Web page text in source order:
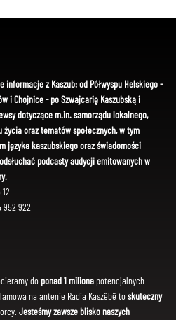
z Kaszub: od Półwyspu Helskiego -
i Chojnice - po Szwajcarię Kaszubską i
dotyczące m.in. samorządu lokalnego,
oraz tematów społecznych, w tym
języka kaszubskiego oraz świadomości
podcasty audycji emitowanych w
952 922
do ponad 1 miliona potencjalnych
na antenie Radia Kaszëbë toskuteczny
Jesteśmy zawsze blisko naszych